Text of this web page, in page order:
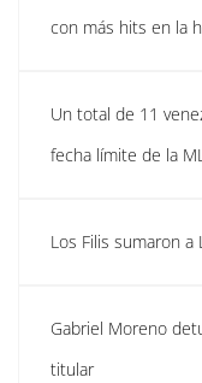
con más hits en la
Un total de 11
fecha límite de la
Los Filis sumaron
Gabriel Moreno
titular